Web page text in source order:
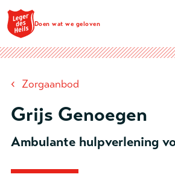
Ga
Doen wat we geloven
‹ Zorgaanbod
Grijs Genoegen
Ambulante hulpverlening